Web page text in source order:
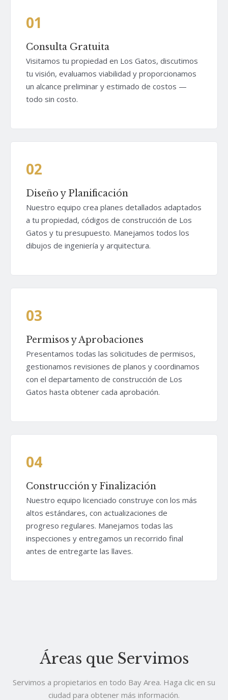
01
Consulta Gratuita
Visitamos tu propiedad en Los Gatos, discutimos
tu visión, evaluamos viabilidad y proporcionamos
un alcance preliminar y estimado de costos —
todo sin costo.
02
Diseño y Planificación
Nuestro equipo crea planes detallados adaptados
a tu propiedad, códigos de construcción de Los
Gatos y tu presupuesto. Manejamos todos los
dibujos de ingeniería y arquitectura.
03
Permisos y Aprobaciones
Presentamos todas las solicitudes de permisos,
gestionamos revisiones de planos y coordinamos
con el departamento de construcción de Los
Gatos hasta obtener cada aprobación.
04
Construcción y Finalización
Nuestro equipo licenciado construye con los más
altos estándares, con actualizaciones de
progreso regulares. Manejamos todas las
inspecciones y entregamos un recorrido final
antes de entregarte las llaves.
Áreas que Servimos
Servimos a propietarios en todo Bay Area. Haga clic en su
ciudad para obtener más información.